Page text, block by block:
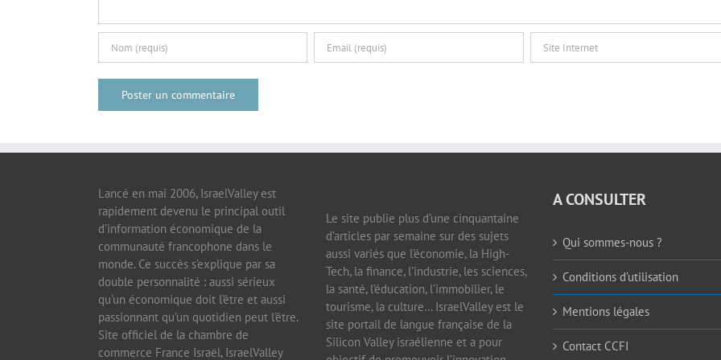
Lancé en mai 2006, IsraelValley est
rapidement devenu le principal outil
d’information économique de la
communauté francophone dans le
monde. Ce succès s’explique par sa
double personnalité : aussi sérieux
qu’un économique doit l’être et aussi
passionnant qu’un quotidien peut l’être.
Site officiel de la chambre de
commerce France Israël, IsraelValley
Le site publie plus d’une cinquantaine
d’articles par semaine sur des sujets
aussi variés que l’économie, la High-
Tech, la finance, l’industrie, les sciences,
la santé, l’éducation, l’immobilier, le
tourisme, la culture… IsraelValley est le
site portail de langue française de la
Silicon Valley israélienne et a pour
A CONSULTER
Qui sommes-nous ?
Conditions d’utilisation
Mentions légales
Contact CCFI